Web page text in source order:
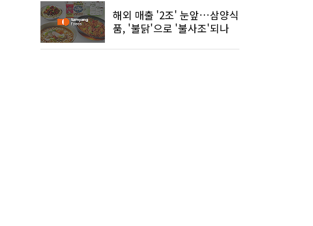
해외 매출 '2조' 눈앞…삼양식
품, '불닭'으로 '불사조'되나